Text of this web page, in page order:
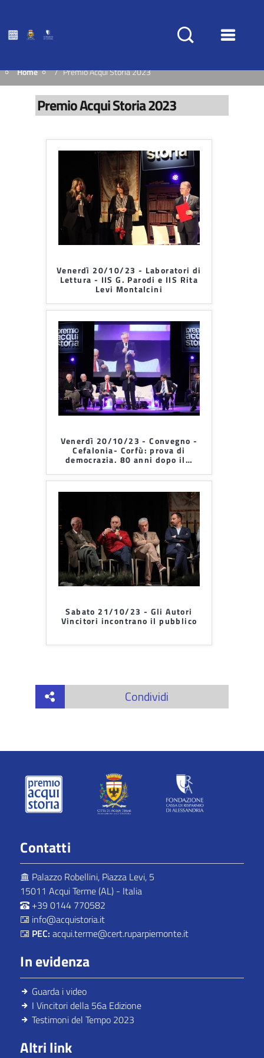
Home Premio Acqui Storia 2023
Premio Acqui Storia 2023
Venerdì 20/10/23 - Laboratori di
Lettura - IIS G. Parodi e IIS Rita
Levi Montalcini
Venerdì 20/10/23 - Convegno -
Cefalonia- Corfù: prova di
democrazia. 80 anni dopo il…
Sabato 21/10/23 - Gli Autori
Vincitori incontrano il pubblico
Condividi
Contatti
Palazzo Robellini, Piazza Levi, 5
15011 Acqui Terme (AL) - Italia
+39 0144 770582
info@acquistoria.it
PEC: acqui.terme@cert.ruparpiemonte.it
In evidenza
Guarda i video
I Vincitori della 56a Edizione
Testimoni del Tempo 2023
Altri link